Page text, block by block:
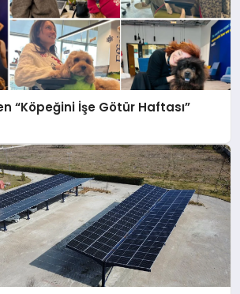
“Köpeğini İşe Götür Haftası”